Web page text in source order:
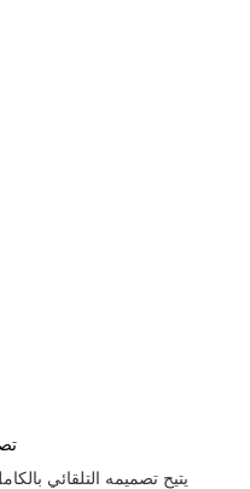
يتيح تصميمه التلقائي